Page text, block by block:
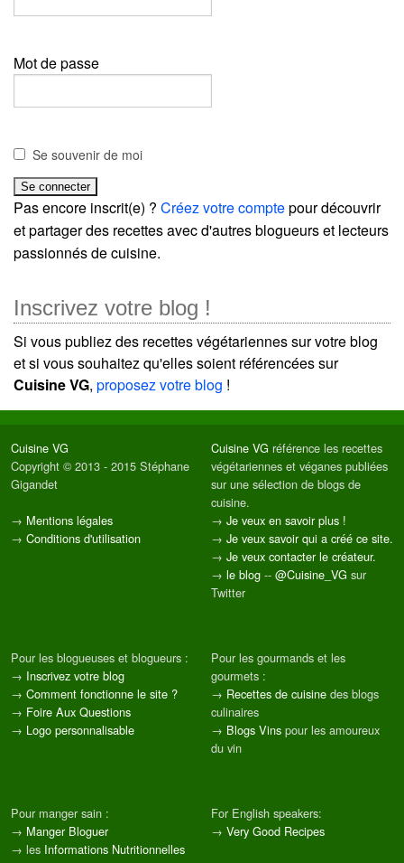
Mot de passe
Se souvenir de moi
Pas encore inscrit(e) ? Créez votre comptepour découvrir
et partager des recettes avec d'autres blogueurs et lecteurs
passionnés de cuisine.
Inscrivez votre blog !
Si vous publiez des recettes végétariennes sur votre blog
et si vous souhaitez qu'elles soient référencées sur
Cuisine VG, proposez votre blog !
Cuisine VG
Copyright © 2013 - 2015 Stéphane
Gigandet
→ Mentions légales
→ Conditions d'utilisation
Cuisine VG référence les recettes
végétariennes et véganes publiées
sur une sélection de blogs de
cuisine.
→ Je veux en savoir plus !
→ Je veux savoir qui a créé ce site.
→ Je veux contacter le créateur.
→ le blog -- @Cuisine_VG sur
Twitter
Pour les blogueuses et blogueurs :
→ Inscrivez votre blog
→ Comment fonctionne le site ?
→ Foire Aux Questions
→ Logo personnalisable
Pour les gourmands et les
gourmets :
→ Recettes de cuisine des blogs
culinaires
→ Blogs Vins pour les amoureux
du vin
Pour manger sain :
→ Manger Bloguer
→ les Informations Nutritionnelles
For English speakers:
→ Very Good Recipes